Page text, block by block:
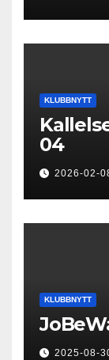
KLUBBNYTT
04
2026-02-
KLUBBNYTT
2025-08-